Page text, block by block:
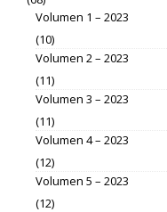
Volumen 1 – 2023
(10)
Volumen 2 – 2023
(11)
Volumen 3 – 2023
(11)
Volumen 4 – 2023
(12)
Volumen 5 – 2023
(12)